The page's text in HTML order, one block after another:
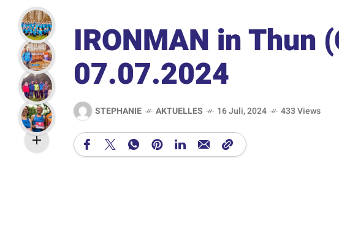
IRONMAN in Thun
07.07.2024
STEPHANIE AKTUELLES 16 Juli, 2024 433 Views